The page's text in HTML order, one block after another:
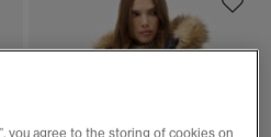
you agree to the storing of cookies on